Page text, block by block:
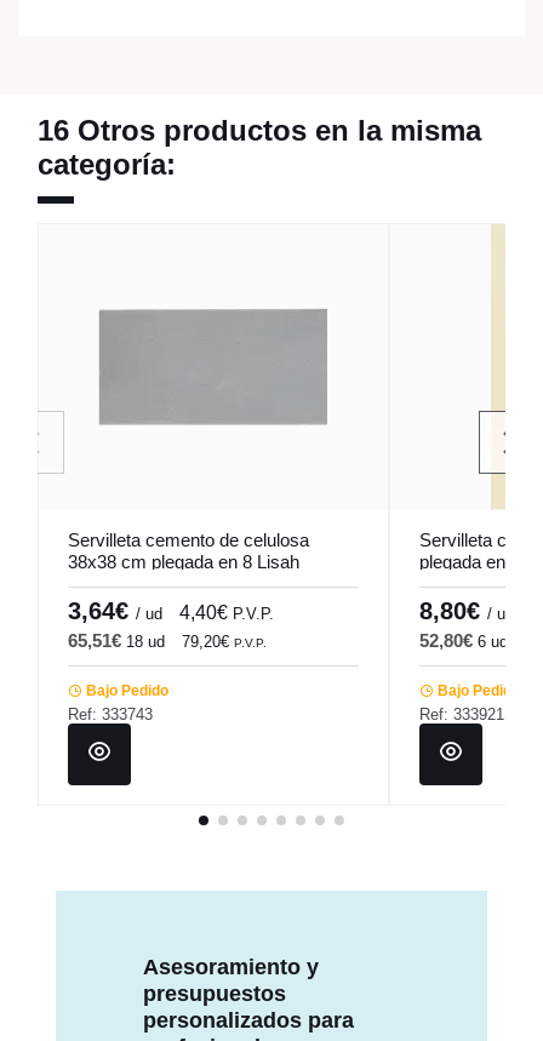
16 Otros productos en la misma
categoría:
Servilleta cemento de celulosa
38x38 cm plegada en 8 Lisah
Pro.mundi (50 unidades)
3,64€ / ud 4,40€ P.V.P.
65,51€ 18 ud 79,20€ P.V.P.
Bajo Pedido
Ref: 333743
Servilleta
plegada en 8
unidades)
8,80€ / ud
52,80€ 6 ud
Bajo Pedido
Ref: 333921
Asesoramiento y
presupuestos
personalizados para